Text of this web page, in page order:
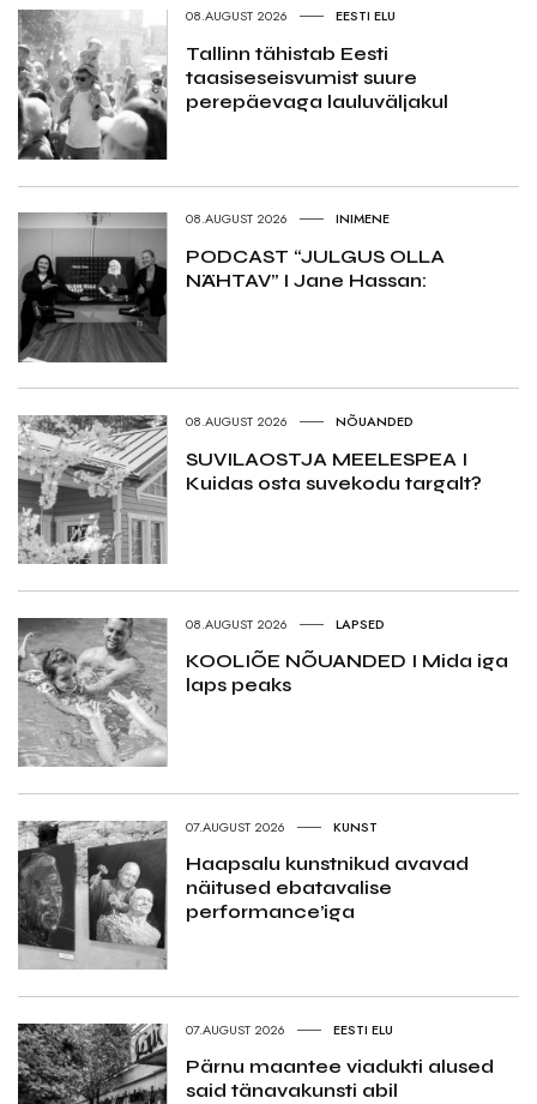
08.AUGUST 2026 EESTI ELU
Tallinn tähistab Eesti
taasiseseisvumist suure
perepäevaga lauluväljakul
08.AUGUST 2026 INIMENE
PODCAST “JULGUS OLLA
NÄHTAV” I Jane Hassan:
08.AUGUST 2026 NÕUANDED
SUVILAOSTJA MEELESPEA I
Kuidas osta suvekodu targalt?
08.AUGUST 2026 LAPSED
KOOLIÕE NÕUANDED I Mida iga
laps peaks
07.AUGUST 2026 KUNST
Haapsalu kunstnikud avavad
näitused ebatavalise
performance’iga
07.AUGUST 2026 EESTI ELU
Pärnu maantee viadukti alused
said tänavakunsti abil